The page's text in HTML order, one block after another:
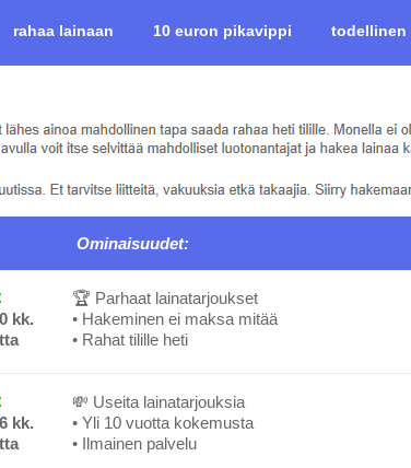
rahaa lainaan 10 euron pikavippi todellinen
Ominaisuudet:
kk.
🏆 Parhaat lainatarjoukset
• Hakeminen ei maksa mitää
• Rahat tilille heti
kk.
💸 Useita lainatarjouksia
• Yli 10 vuotta kokemusta
• Ilmainen palvelu